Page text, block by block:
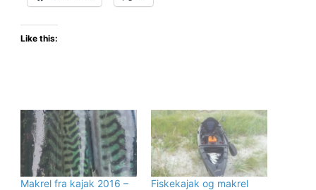
Like this:
Makrel fra kajak 2016 –
Fiskekajak og makrel